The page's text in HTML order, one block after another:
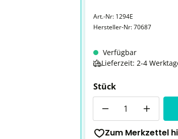
Art.-Nr: 1294E
Hersteller-Nr:70687
Verfügbar
Lieferzeit: 2-4
Stück
Zum Merkzettel